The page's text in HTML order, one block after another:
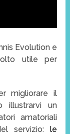
Evolution e
utile per
migliorare il
illustrarvi un
amatoriali
servizio: le